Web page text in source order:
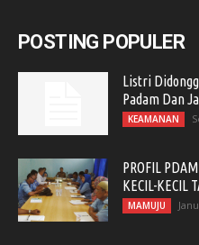
POSTING POPULER
Listri
Padam Dan
KEAMANAN
PROFIL
KECIL-KECIL
MAMUJU